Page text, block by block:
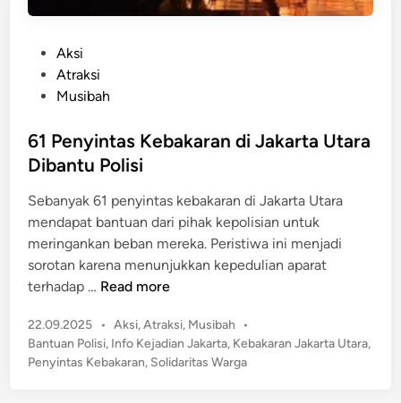
e
d
n
Aksi
Atraksi
Musibah
61 Penyintas Kebakaran di Jakarta Utara
Dibantu Polisi
Sebanyak 61 penyintas kebakaran di Jakarta Utara
mendapat bantuan dari pihak kepolisian untuk
meringankan beban mereka. Peristiwa ini menjadi
sorotan karena menunjukkan kepedulian aparat
terhadap … 6
P
e
n
Read more
22.09.2025 • P
o
s
Aksi,Atraksi, Musibah
•
Bantuan Polisi, Info Kejadian Jakarta, Kebakaran Jakarta Utara,
Penyintas Kebakaran, Solidaritas Warga